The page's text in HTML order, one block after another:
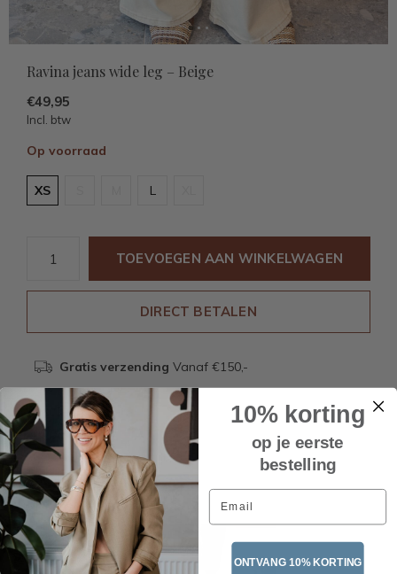
Ravina jeans wide leg – Beige
€49,95
Incl. btw
Op voorraad
XS L
TOEVOEGEN AAN WINKELWAGEN
DIRECT BETALEN
Gratis verzending Vanaf €150,-
Beschrijving
Recente artikelen
10% korting
op je eerste
bestelling
Email
ONTVANG 10% KORTING